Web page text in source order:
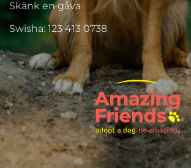
Skänk en gåva
Swisha: 123 413 0738